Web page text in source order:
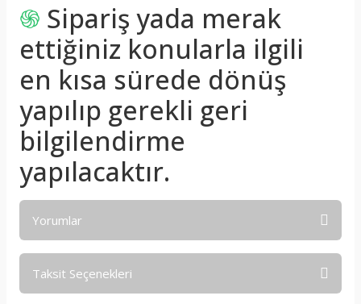
֍ Sipariş yada merak
ettiğiniz konularla ilgili
en kısa sürede dönüş
yapılıp gerekli geri
bilgilendirme
yapılacaktır.
Yorumlar
Taksit Seçenekleri